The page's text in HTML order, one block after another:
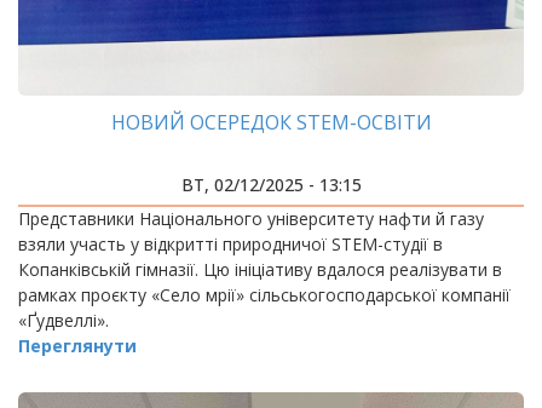
НОВИЙ ОСЕРЕДОК STEM-ОСВІТИ
ВТ, 02/12/2025 - 13:15
Представники Національного університету нафти й газу
взяли участь у відкритті природничої STEM-студії в
Копанківській гімназії. Цю ініціативу вдалося реалізувати в
рамках проєкту «Село мрії» сільськогосподарської компанії
«Ґудвеллі».
Переглянути